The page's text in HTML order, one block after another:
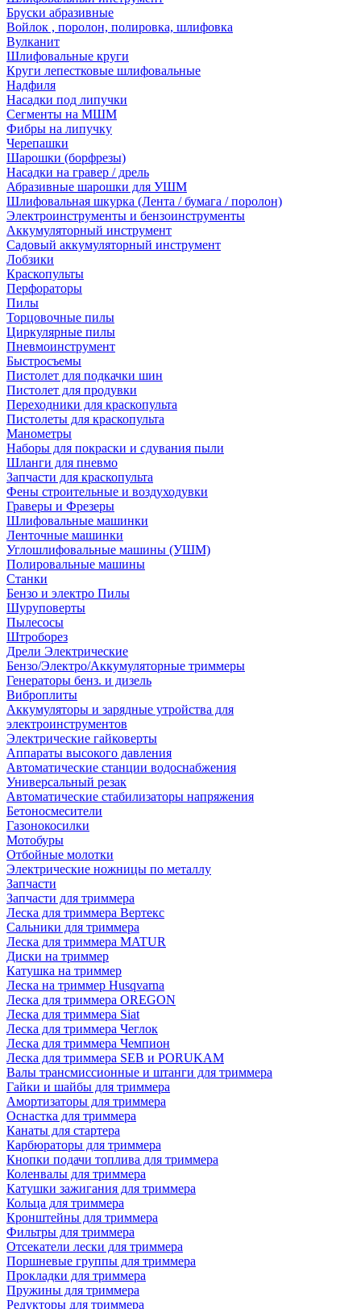
Бруски абразивные
Войлок , поролон, полировка, шлифовка
Вулканит
Шлифовальные круги
Круги лепестковые шлифовальные
Надфиля
Насадки под липучки
Сегменты на МШМ
Фибры на липучку
Черепашки
Шарошки (борфрезы)
Насадки на гравер / дрель
Абразивные шарошки для УШМ
Шлифовальная шкурка (Лента / бумага / поролон)
Электроинструменты и бензоинструменты
Аккумуляторный инструмент
Садовый аккумуляторный инструмент
Лобзики
Краскопульты
Перфораторы
Пилы
Торцовочные пилы
Циркулярные пилы
Пневмоинструмент
Быстросъемы
Пистолет для подкачки шин
Пистолет для продувки
Переходники для краскопульта
Пистолеты для краскопульта
Манометры
Наборы для покраски и сдувания пыли
Шланги для пневмо
Запчасти для краскопульта
Фены строительные и воздуходувки
Граверы и Фрезеры
Шлифовальные машинки
Ленточные машинки
Углошлифовальные машины (УШМ)
Полировальные машины
Станки
Бензо и электро Пилы
Шуруповерты
Пылесосы
Штроборез
Дрели Электрические
Бензо/Электро/Аккумуляторные триммеры
Генераторы бенз. и дизель
Виброплиты
Аккумуляторы и зарядные утройства для
электроинструментов
Электрические гайковерты
Аппараты высокого давления
Автоматические станции водоснабжения
Универсальный резак
Автоматические стабилизаторы напряжения
Бетоносмесители
Газонокосилки
Мотобуры
Отбойные молотки
Электрические ножницы по металлу
Запчасти
Запчасти для триммера
Леска для триммера Вертекс
Сальники для триммера
Леска для триммера MATUR
Диски на триммер
Катушка на триммер
Леска на триммер Husqvarna
Леска для триммера OREGON
Леска для триммера Siat
Леска для триммера Чеглок
Леска для триммера Чемпион
Леска для триммера SEB и PORUKAM
Валы трансмиссионные и штанги для триммера
Гайки и шайбы для триммера
Амортизаторы для триммера
Оснастка для триммера
Канаты для стартера
Карбюраторы для триммера
Кнопки подачи топлива для триммера
Коленвалы для триммера
Катушки зажигания для триммера
Кольца для триммера
Кронштейны для триммера
Фильтры для триммера
Отсекатели лески для триммера
Поршневые группы для триммера
Прокладки для триммера
Пружины для триммера
Редукторы для триммера